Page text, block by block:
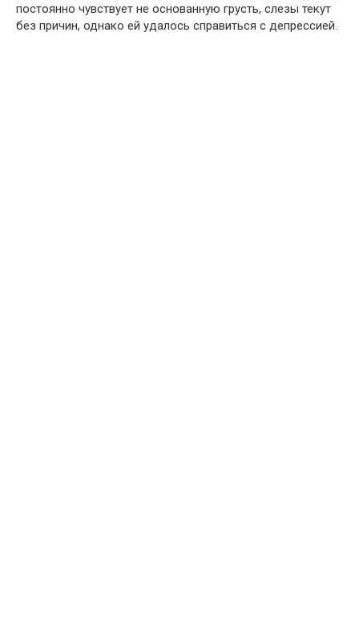
постоянно чувствует не основанную грусть, слезы текут
без причин, однако ей удалось справиться с депрессией.